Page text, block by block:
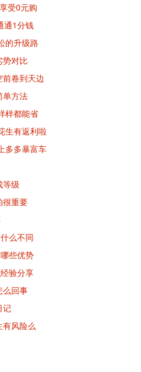
受0元购
通1分钱
的升级路
势对比
卷到天边
单方法
样都能省
生有返利啦
多多暴富车
等级
很重要
么不同
些优势
验分享
么回事
记
风险么